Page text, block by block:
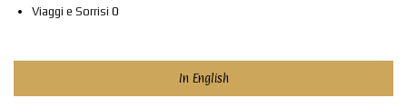
Viaggi e Sorrisi 0
In English